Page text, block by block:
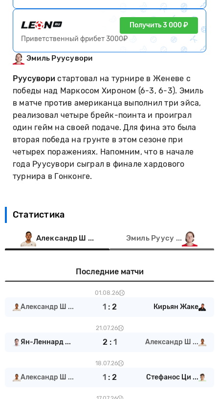
Получить 3 000 ₽
Приветственный фрибет 3000₽
Эмиль Руусувори
Руусувори стартовал на турнире в Женеве с
победы над Маркосом Хироном (6-3, 6-3). Эмиль
в матче против американца выполнил три эйса,
реализовал четыре брейк-поинта и проиграл
один гейм на своей подаче. Для фина это была
вторая победа на грунте в этом сезоне при
четырех поражениях. Напомним, что в начале
года Руусувори сыграл в финале хардового
турнира в Гонконге.
Статистика
Александр Ш ... Эмиль Руусу ...
Последние матчи
01.08.26
Александр Ш ... 1: 2 Кирьян Жаке
21.07.26
Ян-Леннард ... 2 : 1 Александр Ш ...
18.07.26
Александр Ш ... 1: 2 Стефанос Ци ...